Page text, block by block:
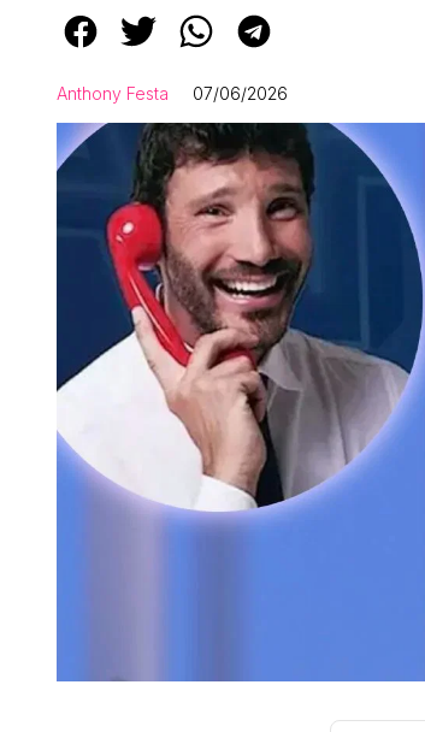
Anthony Festa 07/06/2026